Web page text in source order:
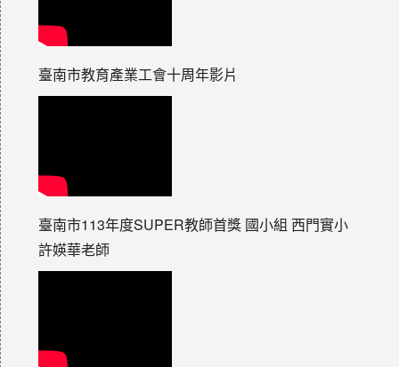
臺南市教育產業工會十周年影片
臺南市113年度SUPER教師首獎 國小組 西門實小
許媖華老師